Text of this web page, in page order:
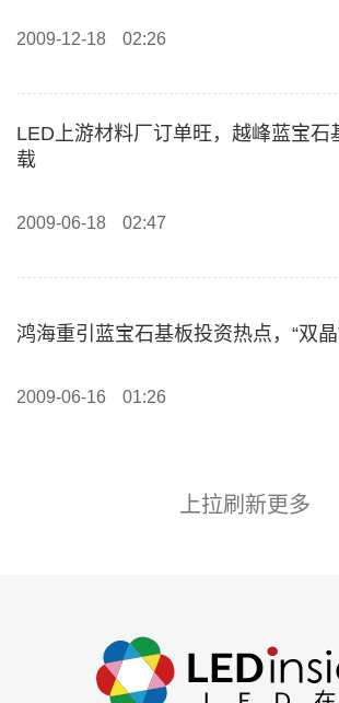
2009-12-18 02:26
LED上游材料厂订单旺，越峰蓝宝石
载
2009-06-18 02:47
鸿海重引蓝宝石基板投资热点，“双
2009-06-16 01:26
上拉刷新更多